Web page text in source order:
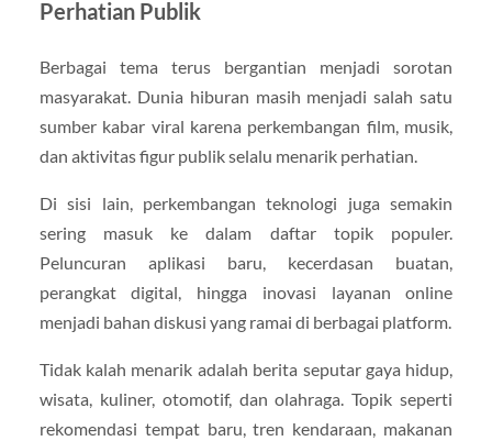
Perhatian Publik
Berbagai tema terus bergantian menjadi sorotan
masyarakat. Dunia hiburan masih menjadi salah satu
sumber kabar viral karena perkembangan film, musik,
dan aktivitas figur publik selalu menarik perhatian.
Di sisi lain, perkembangan teknologi juga semakin
sering masuk ke dalam daftar topik populer.
Peluncuran aplikasi baru, kecerdasan buatan,
perangkat digital, hingga inovasi layanan online
menjadi bahan diskusi yang ramai di berbagai platform.
Tidak kalah menarik adalah berita seputar gaya hidup,
wisata, kuliner, otomotif, dan olahraga. Topik seperti
rekomendasi tempat baru, tren kendaraan, makanan